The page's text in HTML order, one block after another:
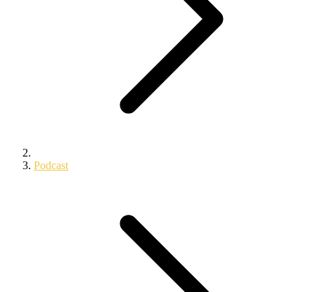
Podcast